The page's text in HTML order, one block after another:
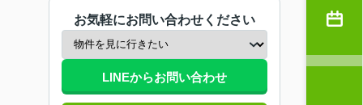
お気軽にお問い合わせください
LINEからお問い合わせ